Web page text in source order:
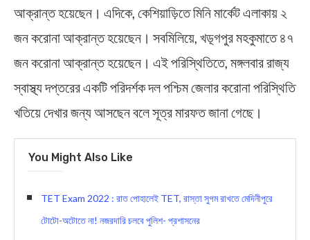
আক্রান্ত হয়েছেন। এদিকে, কেশিয়াড়িতে মিনি মার্কেট এলাকায় ২
জন করোনা আক্রান্ত হয়েছেন। সবমিলিয়ে, খড়্গপুর মহকুমাতে ৪৭
জন করোনা আক্রান্ত হয়েছেন। এই পরিস্থিতিতে, মঙ্গলবার রাজ্য
স্বাস্থ্য দপ্তরের একটি পরিদর্শক দল পশ্চিম জেলার করোনা পরিস্থিতি
খতিয়ে দেখার জন্য আসছেন বলে সূত্র মারফত জানা গেছে।
You Might Also Like
TET Exam 2022 : র‍াত পোহালেই TET, র‍াস্তা সুগম রাখতে মেদিনীপুরে
টোটো-অটোতে না! নজরদারি চলবে পুলিশ- প্রশাসনের